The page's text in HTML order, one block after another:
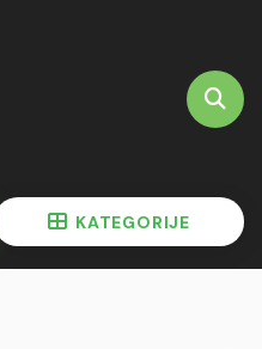
KATEGORIJE